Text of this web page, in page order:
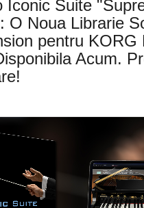
Iconic Suite
O Noua Librarie
pentru KORG
Acum.